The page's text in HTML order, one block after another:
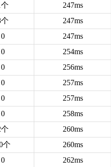
个 247ms
247ms
0 247ms
0 254ms
0 256ms
0 257ms
0 257ms
0 258ms
个 260ms
个 260ms
0 262ms